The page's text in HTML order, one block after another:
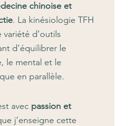
chinoise et
. La kinésiologie TFH
variété d’outils
d’équilibrer le
le mental et le
en parallèle.
avec passion et
j’enseigne cette